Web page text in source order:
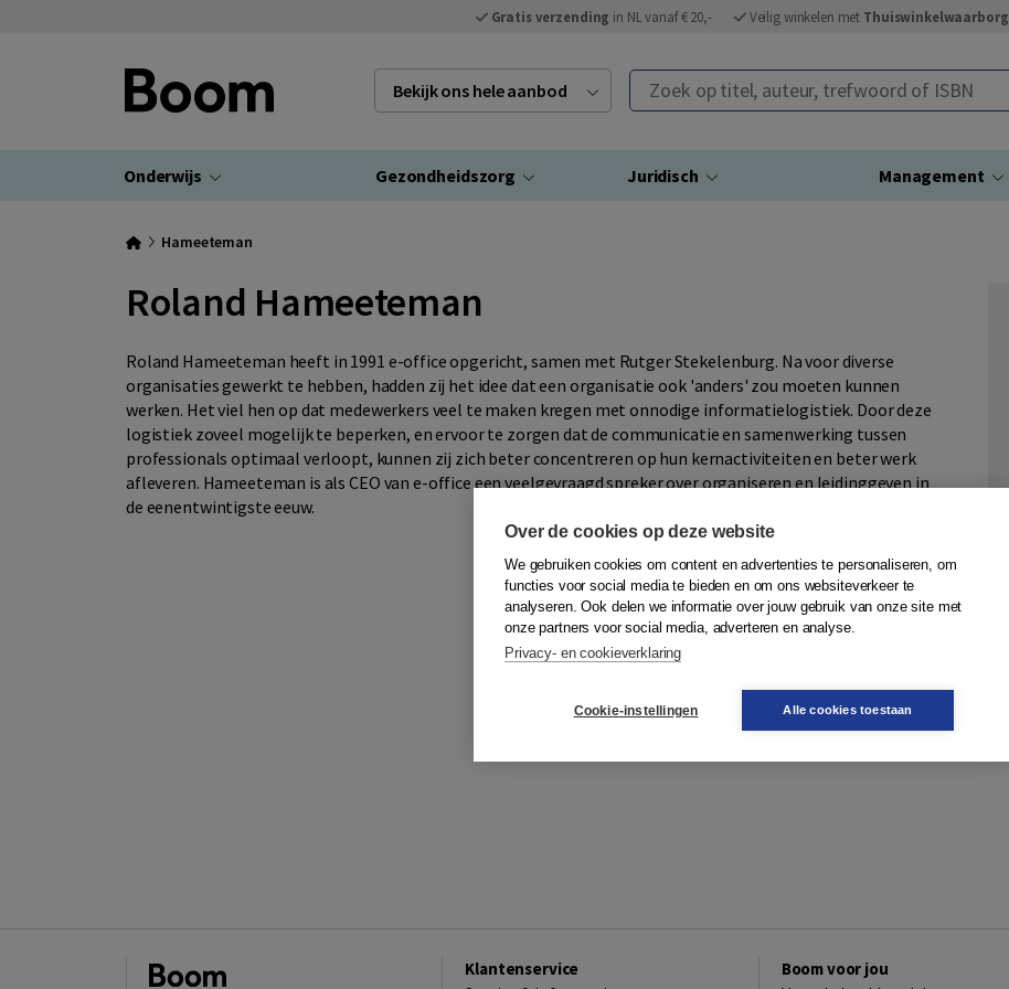
Gratis verzending in NL vanaf € 20,- Veilig winkelen met Thuiswinkelwaarborg
Bekijk ons hele aanbod Zoek op titel, auteur, trefwoord of ISBN
Onderwijs Gezondheidszorg Juridisch Management
Hameeteman
Roland Hameeteman
Roland Hameeteman heeft in 1991 e-office opgericht, samen met Rutger Stekelenburg. Na voor diverse
organisaties gewerkt te hebben, hadden zij het idee dat een organisatie ook 'anders' zou moeten kunnen
werken. Het viel hen op dat medewerkers veel te maken kregen met onnodige informatielogistiek. Door deze
logistiek zoveel mogelijk te beperken, en ervoor te zorgen dat de communicatie en samenwerking tussen
professionals optimaal verloopt, kunnen zij zich beter concentreren op hun kernactiviteiten en beter werk
afleveren. Hameeteman is als CEO van e-office een veelgevraagd spreker over organiseren en leidinggeven in
de eenentwintigste eeuw.
Klantenservice Boom voor jou
Over de cookies op deze website
We gebruiken cookies om content en advertenties te personaliseren, om
functies voor social media te bieden en om ons websiteverkeer te
analyseren. Ook delen we informatie over jouw gebruik van onze site met
onze partners voor social media, adverteren en analyse.
Privacy- en cookieverklaring
Cookie-instellingen Alle cookies toestaan